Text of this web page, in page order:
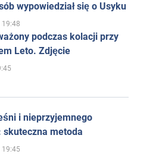
wypowiedział się o Usyku
podczas kolacji przy
Leto. Zdjęcie
i nieprzyjemnego
skuteczna metoda